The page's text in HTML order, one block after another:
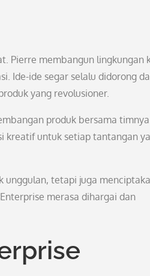
Pierre membangun lingkungan
Ide-ide segar selalu didorong
yang revolusioner.
produk bersama
kreatif untuk setiap tantangan
unggulan, tetapi juga
merasa dihargai dan